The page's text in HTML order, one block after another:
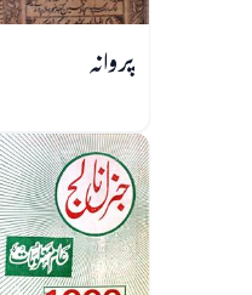
پروانہ